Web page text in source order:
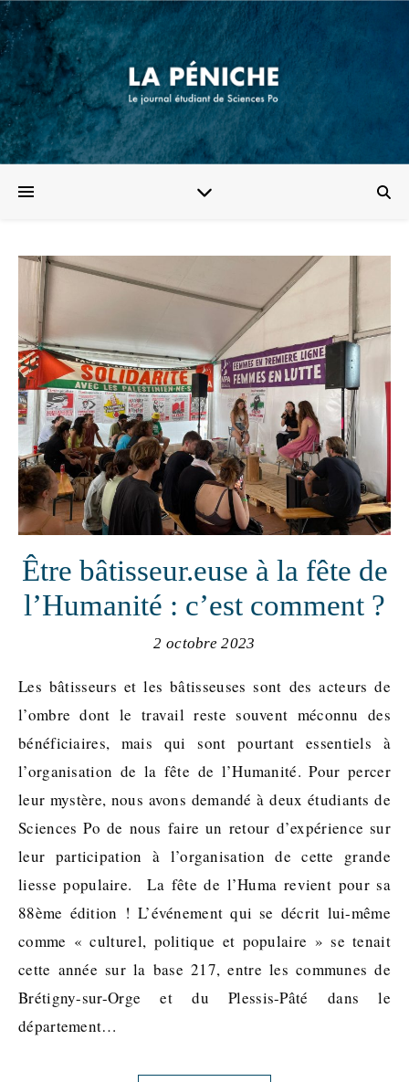
Être bâtisseur.euse à la fête de
l’Humanité : c’est comment ?
2 octobre 2023
Les bâtisseurs et les bâtisseuses sont des acteurs de
l’ombre dont le travail reste souvent méconnu des
bénéficiaires, mais qui sont pourtant essentiels à
l’organisation de la fête de l’Humanité. Pour percer
leur mystère, nous avons demandé à deux étudiants de
Sciences Po de nous faire un retour d’expérience sur
leur participation à l’organisation de cette grande
liesse populaire. La fête de l’Huma revient pour sa
88ème édition ! L’événement qui se décrit lui-même
comme « culturel, politique et populaire » se tenait
cette année sur la base 217, entre les communes de
Brétigny-sur-Orge et du Plessis-Pâté dans le
département…